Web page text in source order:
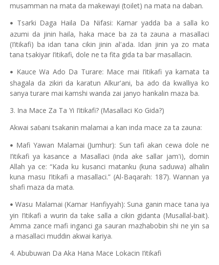
musamman na mata da makewayi (toilet) na mata na daban.
•
Tsarki Daga Haila Da Nifasi: Kamar yadda ba a salla ko
azumi da jinin haila, haka mace ba za ta zauna a masallaci
(I’itikafi) ba idan tana cikin jinin al'ada. Idan jinin ya zo mata
tana tsakiyar I’itikafi, dole ne ta fita gida ta bar masallacin.
• Kauce Wa Ado Da Turare: Mace mai I’itikafi ya kamata ta
shagala da zikiri da karatun Alkur'ani, ba ado da kwalliya ko
sanya turare mai kamshi wanda zai janyo hankalin maza ba.
3. Ina Mace Za Ta Yi I’itikafi? (Masallaci Ko Gida?)
Akwai saɓani tsakanin malamai a kan inda mace za ta zauna:
• Mafi Yawan Malamai (Jumhur): Sun tafi akan cewa dole ne
I’itikafi ya kasance a Masallaci (inda ake sallar jam'i), domin
Allah ya ce: “Kada ku kusanci matanku (kuna saduwa) alhalin
kuna masu I’itikafi a masallaci.” (Al-Baqarah: 187). Wannan ya
shafi maza da mata.
• Wasu Malamai (Kamar Hanfiyyah): Suna ganin mace tana iya
yin I’itikafi a wurin da take salla a cikin gidanta (Musallal-bait).
Amma zance mafi inganci ga sauran mazhabobin shi ne yin sa
a masallaci muddin akwai kariya.
4. Abubuwan Da Aka Hana Mace Lokacin I’itikafi